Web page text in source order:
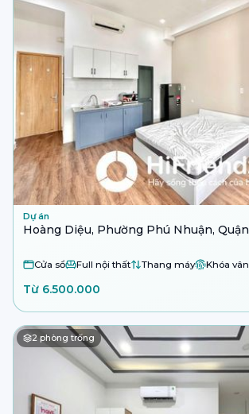
Dự án
Hoàng Diệu, Phường Phú Nhuận,
Cửa sổ Full nội thất Thang máy Khóa
Từ 6.500.000
2 phòng trống